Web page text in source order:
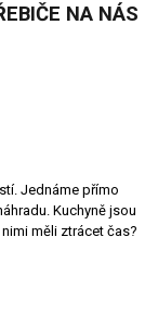
NA NÁS
Jednáme přímo
Kuchyně jsou
měli ztrácet čas?